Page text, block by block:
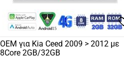
OEM για Kia Ceed 2009 > 2012 με
8Core 2GB/32GB